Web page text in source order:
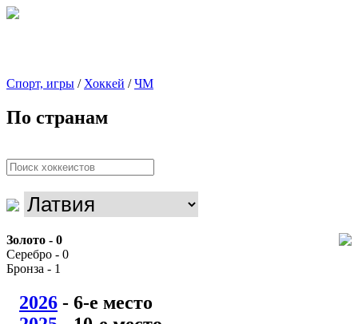
Спорт, игры / Хоккей /ЧМ
По странам
Золото - 0
Серебро - 0
Бронза - 1
2026 - 6-е место